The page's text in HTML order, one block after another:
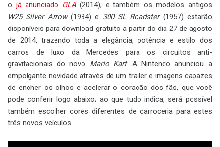
o já anunciado GLA(2014), e também os modelos antigos
W25 Silver Arrow(1934) e 300 SL Roadster(1957) estarão
disponíveis para download gratuito a partir do dia 27 de agosto
de 2014, trazendo toda a elegância, potência e estilo dos
carros de luxo da Mercedes para os circuitos anti-
gravitacionais do novo Mario Kart. A Nintendo anunciou a
empolgante novidade através de um trailer e imagens capazes
de encher os olhos e acelerar o coração dos fãs, que você
pode conferir logo abaixo; ao que tudo indica, será possível
também escolher cores diferentes de carroceria para estes
três novos veículos.